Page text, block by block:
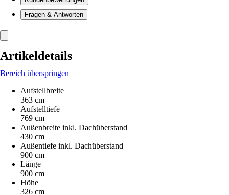
Fragen & Antworten
Artikeldetails
Bereich überspringen
Aufstellbreite
363 cm
Aufstelltiefe
769 cm
Außenbreite inkl. Dachüberstand
430 cm
Außentiefe inkl. Dachüberstand
900 cm
Länge
900 cm
Höhe
326 cm